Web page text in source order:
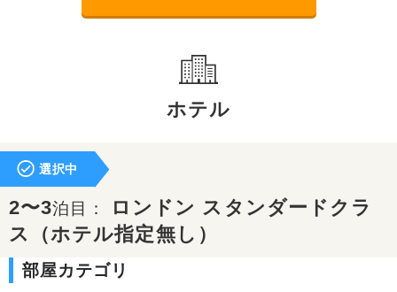
ホテル
選択中
2〜3泊目：
ロンドン スタンダードクラ
ス（ホテル指定無し）
部屋カテゴリ